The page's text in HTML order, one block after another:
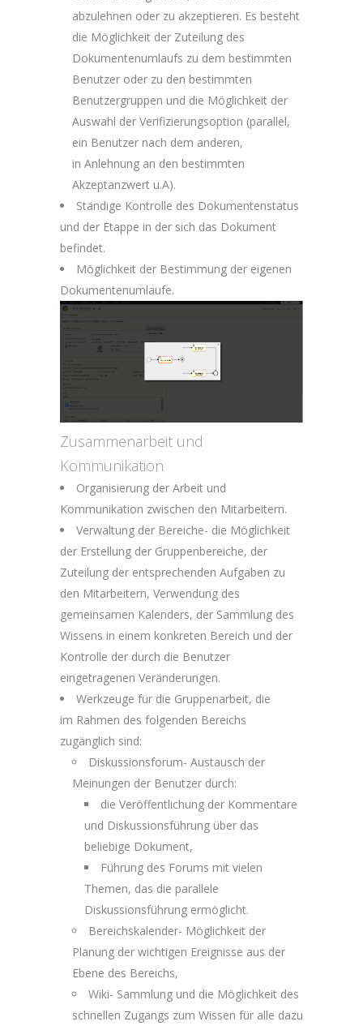
abzulehnen oder zu akzeptieren. Es besteht
die Möglichkeit der Zuteilung des
Dokumentenumlaufs zu dem bestimmten
Benutzer oder zu den bestimmten
Benutzergruppen und die Möglichkeit der
Auswahl der Verifizierungsoption (parallel,
ein Benutzer nach dem anderen,
in Anlehnung an den bestimmten
Akzeptanzwert u.A).
Ständige Kontrolle des Dokumentenstatus
und der Etappe in der sich das Dokument
befindet.
Möglichkeit der Bestimmung der eigenen
Dokumentenumlaufe.
Zusammenarbeit und
Kommunikation
Organisierung der Arbeit und
Kommunikation zwischen den Mitarbeitern.
Verwaltung der Bereiche- die Möglichkeit
der Erstellung der Gruppenbereiche, der
Zuteilung der entsprechenden Aufgaben zu
den Mitarbeitern, Verwendung des
gemeinsamen Kalenders, der Sammlung des
Wissens in einem konkreten Bereich und der
Kontrolle der durch die Benutzer
eingetragenen Veränderungen.
Werkzeuge für die Gruppenarbeit, die
im Rahmen des folgenden Bereichs
zugänglich sind:
Diskussionsforum- Austausch der
Meinungen der Benutzer durch:
die Veröffentlichung der Kommentare
und Diskussionsführung über das
beliebige Dokument,
Führung des Forums mit vielen
Themen, das die parallele
Diskussionsführung ermöglicht.
Bereichskalender- Möglichkeit der
Planung der wichtigen Ereignisse aus der
Ebene des Bereichs,
Wiki- Sammlung und die Möglichkeit des
schnellen Zugangs zum Wissen für alle dazu